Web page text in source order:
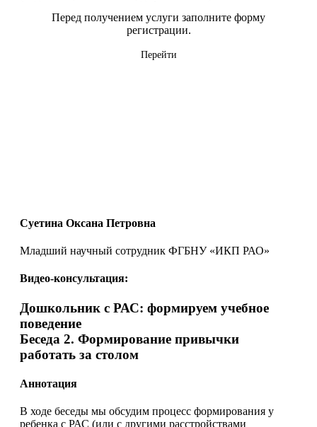
Перед получением услуги заполните форму
регистрации.
Перейти
Суетина Оксана Петровна
Младший научный сотрудник ФГБНУ «ИКП РАО»
Видео-консультация:
Дошкольник с РАС: формируем учебное
поведение
Беседа 2. Формирование привычки
работать за столом
Аннотация
В ходе беседы мы обсудим процесс формирования у
ребенка с РАС (или с другими расстройствами